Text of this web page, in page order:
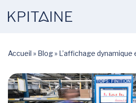
Accueil » Blog» L’affichage